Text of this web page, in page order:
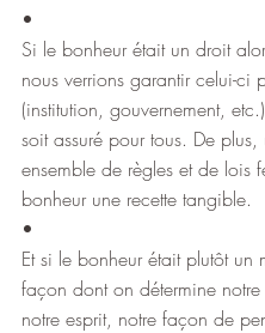
•
Si le bonheur était un droit
nous verrions garantir celui-ci
(institution, gouvernement,
soit assuré pour tous. De plus,
ensemble de règles et de lois
bonheur une recette tangible.
•
Et si le bonheur était plutôt un
façon dont on détermine notre
notre esprit, notre façon de